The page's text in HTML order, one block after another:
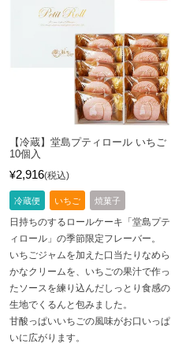
【冷蔵】堂島プティロール いちご
10個入
¥2,916 税込
冷蔵便 いちご 焼菓子
日持ちのするロールケーキ「堂島プテ
ィロール」の季節限定フレーバー。
いちごジャムを加えた口当たりなめら
かなクリームを、いちごの果汁で作っ
たソースを練り込んだしっとり食感の
生地でくるんと包みました。
甘酸っぱいいちごの風味がお口いっぱ
いに広がります。